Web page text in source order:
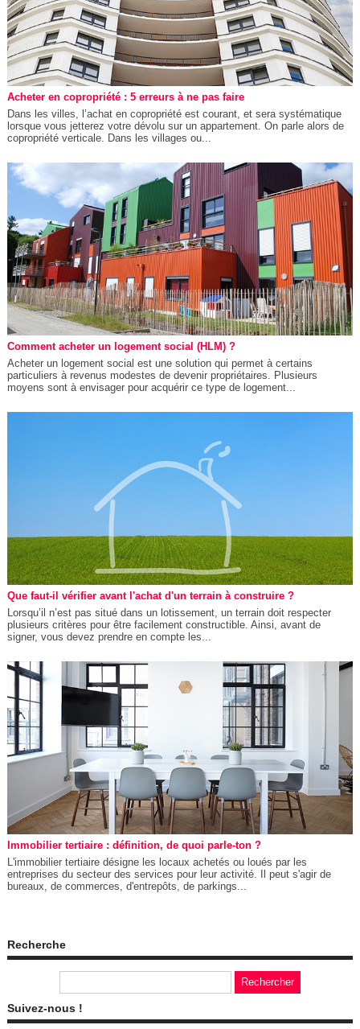
Acheter en copropriété : 5 erreurs à ne pas faire
Dans les villes, l’achat en copropriété est courant, et sera systématique
lorsque vous jetterez votre dévolu sur un appartement. On parle alors de
copropriété verticale. Dans les villages ou...
Comment acheter un logement social (HLM) ?
Acheter un logement social est une solution qui permet à certains
particuliers à revenus modestes de devenir propriétaires. Plusieurs
moyens sont à envisager pour acquérir ce type de logement...
Que faut-il vérifier avant l'achat d'un terrain à construire ?
Lorsqu’il n’est pas situé dans un lotissement, un terrain doit respecter
plusieurs critères pour être facilement constructible. Ainsi, avant de
signer, vous devez prendre en compte les...
Immobilier tertiaire : définition, de quoi parle-ton ?
L'immobilier tertiaire désigne les locaux achetés ou loués par les
entreprises du secteur des services pour leur activité. Il peut s'agir de
bureaux, de commerces, d'entrepôts, de parkings...
Recherche
Suivez-nous !